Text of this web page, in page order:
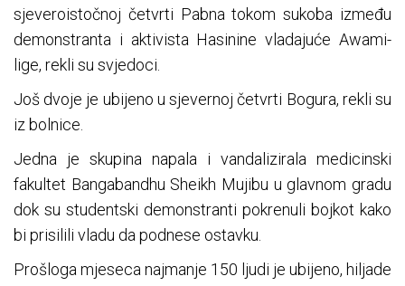
sjeveroistočnoj četvrti Pabna tokom sukoba između
demonstranta i aktivista Hasinine vladajuće Awami-
lige, rekli su svjedoci.
Još dvoje je ubijeno u sjevernoj četvrti Bogura, rekli su
iz bolnice.
Jedna je skupina napala i vandalizirala medicinski
fakultet Bangabandhu Sheikh Mujibu u glavnom gradu
dok su studentski demonstranti pokrenuli bojkot kako
bi prisilili vladu da podnese ostavku.
Prošloga mjeseca najmanje 150 ljudi je ubijeno, hiljade